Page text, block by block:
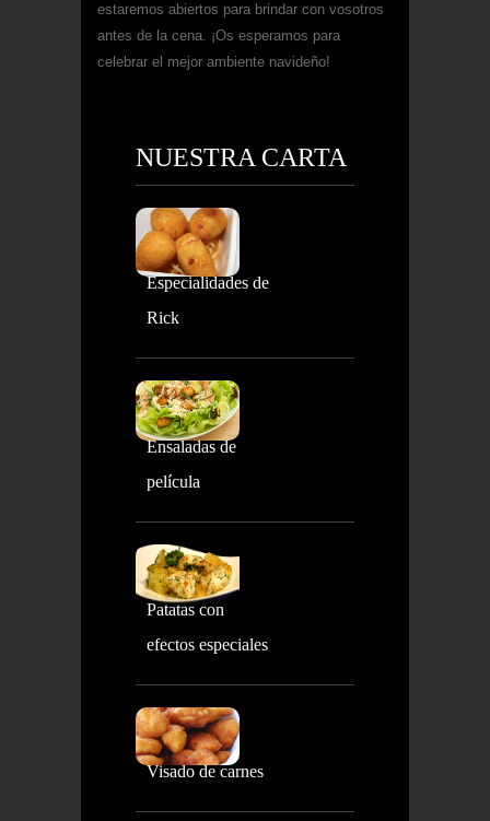
estaremos abiertos para brindar con vosotros
antes de la cena. ¡Os esperamos para
celebrar el mejor ambiente navideño!
NUESTRA CARTA
Especialidades de
Rick
Ensaladas de
película
Patatas con
efectos especiales
Visado de carnes